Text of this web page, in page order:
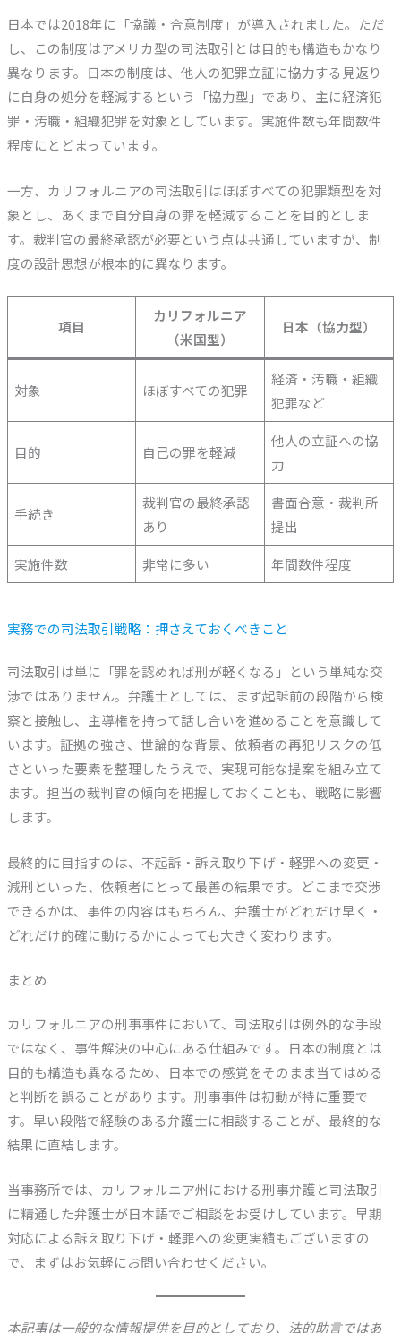
日本では2018年に「協議・合意制度」が導入されました。ただ
し、この制度はアメリカ型の司法取引とは目的も構造もかなり
異なります。日本の制度は、他人の犯罪立証に協力する見返り
に自身の処分を軽減するという「協力型」であり、主に経済犯
罪・汚職・組織犯罪を対象としています。実施件数も年間数件
程度にとどまっています。
一方、カリフォルニアの司法取引はほぼすべての犯罪類型を対
象とし、あくまで自分自身の罪を軽減することを目的としま
す。裁判官の最終承認が必要という点は共通していますが、制
度の設計思想が根本的に異なります。
項目
カリフォルニア
（米国型）
日本（協力型）
対象 ほぼすべての犯罪
経済・汚職・組織
犯罪など
目的 自己の罪を軽減
他人の立証への協
力
手続き
裁判官の最終承認
あり
書面合意・裁判所
提出
実施件数
非常に多い 年間数件程度
実務での司法取引戦略：押さえておくべきこと
司法取引は単に「罪を認めれば刑が軽くなる」という単純な交
渉ではありません。弁護士としては、まず起訴前の段階から検
察と接触し、主導権を持って話し合いを進めることを意識して
います。証拠の強さ、世論的な背景、依頼者の再犯リスクの低
さといった要素を整理したうえで、実現可能な提案を組み立て
ます。担当の裁判官の傾向を把握しておくことも、戦略に影響
します。
最終的に目指すのは、不起訴・訴え取り下げ・軽罪への変更・
減刑といった、依頼者にとって最善の結果です。どこまで交渉
できるかは、事件の内容はもちろん、弁護士がどれだけ早く・
どれだけ的確に動けるかによっても大きく変わります。
まとめ
カリフォルニアの刑事事件において、司法取引は例外的な手段
ではなく、事件解決の中心にある仕組みです。日本の制度とは
目的も構造も異なるため、日本での感覚をそのまま当てはめる
と判断を誤ることがあります。刑事事件は初動が特に重要で
す。早い段階で経験のある弁護士に相談することが、最終的な
結果に直結します。
当事務所では、カリフォルニア州における刑事弁護と司法取引
に精通した弁護士が日本語でご相談をお受けしています。早期
対応による訴え取り下げ・軽罪への変更実績もございますの
で、まずはお気軽にお問い合わせください。
本記事は一般的な情報提供を目的としており、法的助言ではあ